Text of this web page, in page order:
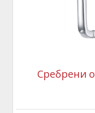
Сребрени